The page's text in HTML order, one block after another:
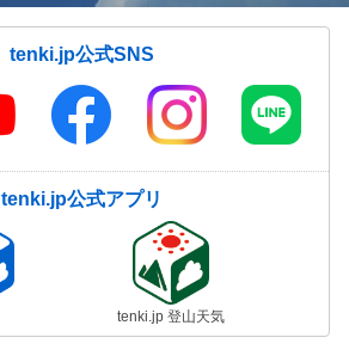
tenki.jp公式SNS
tenki.jp公式アプリ
tenki.jp 登山天気